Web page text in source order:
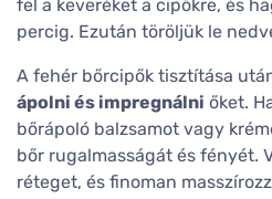
fel a keveréket a cipőkre, és
percig. Ezután töröljük le
A fehér bőrcipők tisztítása
ápolni és impregnálni őket.
bőrápoló balzsamot vagy
bőr rugalmasságát és fényét.
réteget, és finoman